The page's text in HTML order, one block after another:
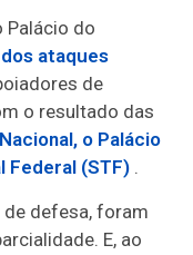
Palácio do
ataques
de
o resultado das
o Palácio
Federal (STF) .
defesa, foram
E, ao